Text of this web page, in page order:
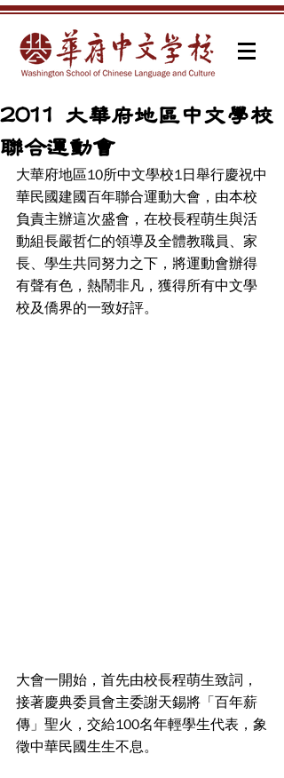
2011 大華府地區中文學校
聯合運動會
大華府地區10所中文學校1日舉行慶祝中
華民國建國百年聯合運動大會，由本校
負責主辦這次盛會，在校長程萌生與活
動組長嚴哲仁的領導及全體教職員、家
長、學生共同努力之下，將運動會辦得
有聲有色，熱鬧非凡，獲得所有中文學
校及僑界的一致好評。
大會一開始，首先由校長程萌生致詞，
接著慶典委員會主委謝天錫將「百年薪
傳」聖火，交給100名年輕學生代表，象
徵中華民國生生不息。